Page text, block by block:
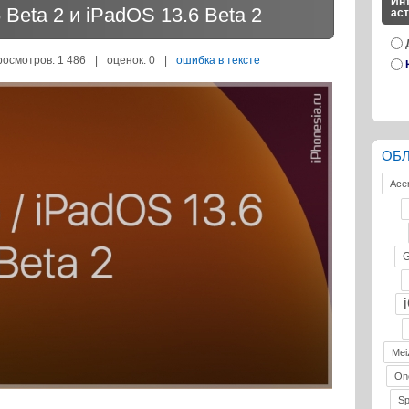
2 и iPadOS 13.6 Beta 2
1 486 | оценок: 0 | ошибка в тексте